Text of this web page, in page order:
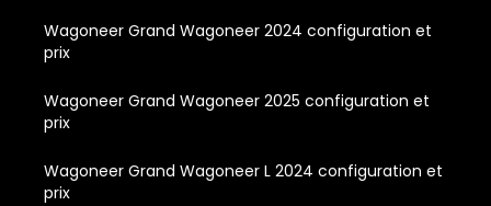
Wagoneer Grand Wagoneer 2024 configuration et
prix
Wagoneer Grand Wagoneer 2025 configuration et
prix
Wagoneer Grand Wagoneer L 2024 configuration et
prix